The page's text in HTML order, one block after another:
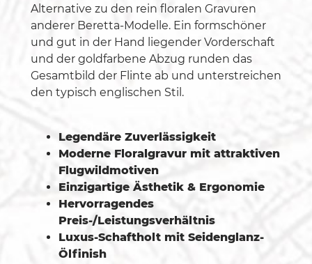
Alternative zu den rein floralen Gravuren
anderer Beretta-Modelle. Ein formschöner
und gut in der Hand liegender Vorderschaft
und der goldfarbene Abzug runden das
Gesamtbild der Flinte ab und unterstreichen
den typisch englischen Stil.
Legendäre Zuverlässigkeit
Moderne Floralgravur mit attraktiven
Flugwildmotiven
Einzigartige Ästhetik & Ergonomie
Hervorragendes
Preis-/Leistungsverhältnis
Luxus-Schaftholt mit Seidenglanz-
Ölfinish